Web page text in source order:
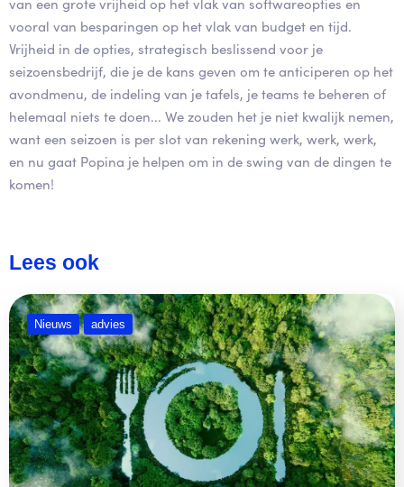
vooral van besparingen op het vlak van budget en tijd.
Vrijheid in de opties, strategisch beslissend voor je
seizoensbedrijf, die je de kans geven om te anticiperen op het
avondmenu, de indeling van je tafels, je teams te beheren of
helemaal niets te doen... We zouden het je niet kwalijk nemen,
want een seizoen is per slot van rekening werk, werk, werk,
en nu gaat Popina je helpen om in de swing van de dingen te
komen!
Lees ook
Nieuws advies